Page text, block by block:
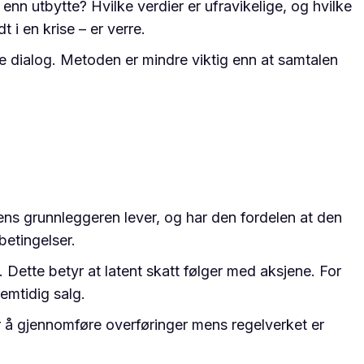
utbytte? Hvilke verdier er ufravikelige, og hvilke
i en krise – er verre.
dialog. Metoden er mindre viktig enn at samtalen
grunnleggeren lever, og har den fordelen at den
betyr at latent skatt følger med aksjene. For
salg.
gjennomføre overføringer mens regelverket er